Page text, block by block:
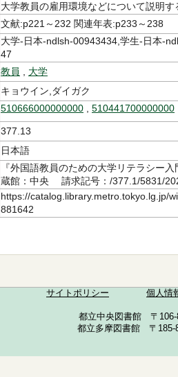
大学教員の雇用環境などについて説明す
文献:p221～232 関連年表:p233～238
大学-日本-ndlsh-00943434,学生-日本-
47
教員
大学
キョウイン,ダイガク
510666000000000 510441700000000
377.13
日本語
『外国語教員のための大学リテラシ
蔵館：中央 請求記号：/377.1/5831/
https://catalog.library.metro.tokyo.lg.jp/
881642
サイトポリシー 個人情
都立中央図書館 〒
都立多摩図書館 〒185-